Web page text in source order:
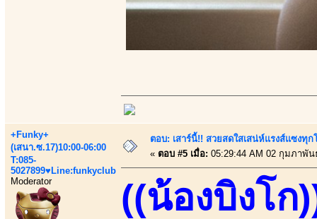
+Funky+
(เสนา.ซ.17)10:00-06:00
T:085-
5027899♥Line:funkyclub
Moderator
ตอบ: เสาร์นี้!! สวยสดใสเสน่ห์แรงส์แซงทุ
« ตอบ #5 เมื่อ: 05:29:44 AM 02 กุมภาพัน
((น้องบิงโก